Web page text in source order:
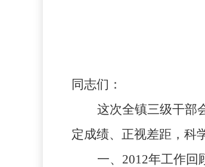
同志们：
这次全镇三级干部
定成绩、正视差距，科
一、 2012年工作回